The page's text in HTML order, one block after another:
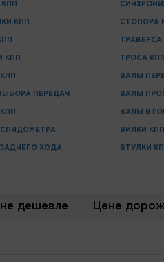
КПП
КПП
ПЕРЕДАЧ
ХОДА
СТОПОРА
ТРАВЕРСА
ТРОСА
ВАЛЫ
ВАЛЫ
ВАЛЫ
ВИЛКИ КПП
ВТУЛКИ
дешевле Цене